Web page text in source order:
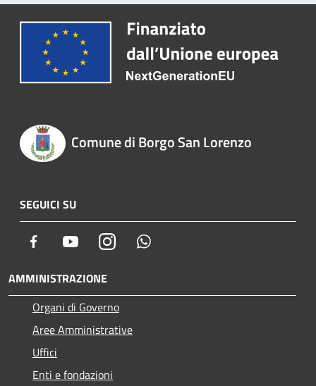
Comune di Borgo San Lorenzo
SEGUICI SU
Facebook YoutubeInstagram
AMMINISTRAZIONE
Organi di Governo
Aree Amministrative
Uffici
Enti e fondazioni